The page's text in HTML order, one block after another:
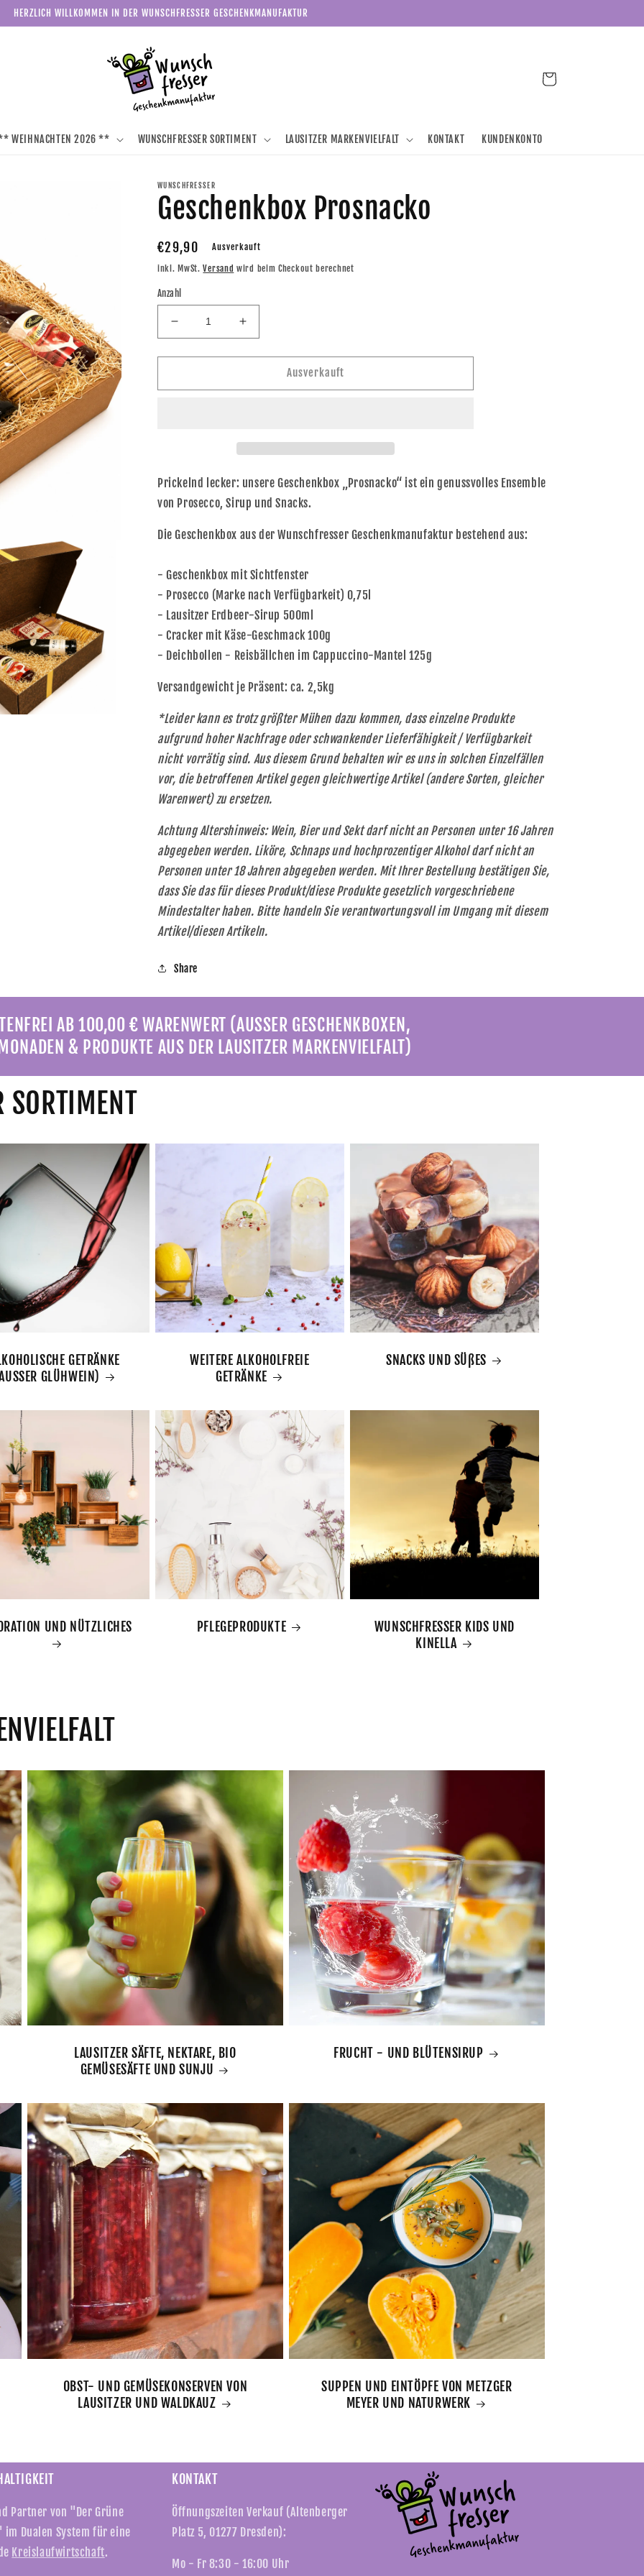
HERZLICH WILLKOMMEN IN DER WUNSCHFRESSER GESCHENKMANUFAKTUR
WEIHNACHTEN 2026 ** WUNSCHFRESSER SORTIMENT LAUSITZER MARKENVIELFALT KONTAKT KUNDENKONTO
Warenkorb
WUNSCHFRESSER
Geschenkbox Prosnacko
Normaler
Preis
€29,90
Ausverkauft
inkl. MwSt.Versand wird beim Checkout berechnet
Anzahl
Verringere
die
Menge
Geschenkbox
Erhöhe
die
Menge
Geschenkbox
Ausverkauft
Prickelnd lecker: unsere Geschenkbox „Prosnacko“ ist ein genussvolles Ensemble
von Prosecco, Sirup und Snacks.
Die Geschenkbox aus der Wunschfresser Geschenkmanufaktur bestehend aus:
- Geschenkbox mit Sichtfenster
- Prosecco (Marke nach Verfügbarkeit) 0,75l
- Lausitzer Erdbeer-Sirup 500ml
- Cracker mit Käse-Geschmack 100g
- Deichbollen - Reisbällchen im Cappuccino-Mantel 125g
Versandgewicht je Präsent: ca. 2,5kg
*Leider kann es trotz größter Mühen dazu kommen, dass einzelne Produkte
aufgrund hoher Nachfrage oder schwankender Lieferfähigkeit / Verfügbarkeit
nicht vorrätig sind. Aus diesem Grund behalten wir es uns in solchen Einzelfällen
vor, die betroffenen Artikel gegen gleichwertige Artikel (andere Sorten, gleicher
Warenwert) zu ersetzen.
Achtung Altershinweis: Wein, Bier und Sekt darf nicht an Personen unter 16 Jahren
abgegeben werden. Liköre, Schnaps und hochprozentiger Alkohol darf nicht an
Personen unter 18 Jahren abgegeben werden. Mit Ihrer Bestellung bestätigen Sie,
dass Sie das für dieses Produkt/diese Produkte gesetzlich vorgeschriebene
Mindestalter haben. Bitte handeln Sie verantwortungsvoll im Umgang mit diesem
Artikel/diesen Artikeln.
Share
AB 100,00 € WARENWERT (AUSSER GESCHENKBOXEN,
& PRODUKTE AUS DER LAUSITZER MARKENVIELFALT)
SORTIMENT
GETRÄNKE
GLÜHWEIN)
WEITERE ALKOHOLFREIE
GETRÄNKE
SNACKS UND SÜßES
UND NÜTZLICHES PFLEGEPRODUKTE
WUNSCHFRESSER KIDS UND
KINELLA
LAUSITZER SÄFTE, NEKTARE, BIO
GEMÜSESÄFTE UND SUNJU
FRUCHT - UND BLÜTENSIRUP
OBST- UND GEMÜSEKONSERVEN VON
LAUSITZER UND WALDKAUZ
SUPPEN UND EINTÖPFE VON METZGER
MEYER UND NATURWERK
Partner von "Der Grüne
im Dualen System für eine
Kreislaufwirtschaft.
KONTAKT
Öffnungszeiten Verkauf (Altenberger
Platz 5, 01277 Dresden):
Mo - Fr 8:30 - 16:00 Uhr